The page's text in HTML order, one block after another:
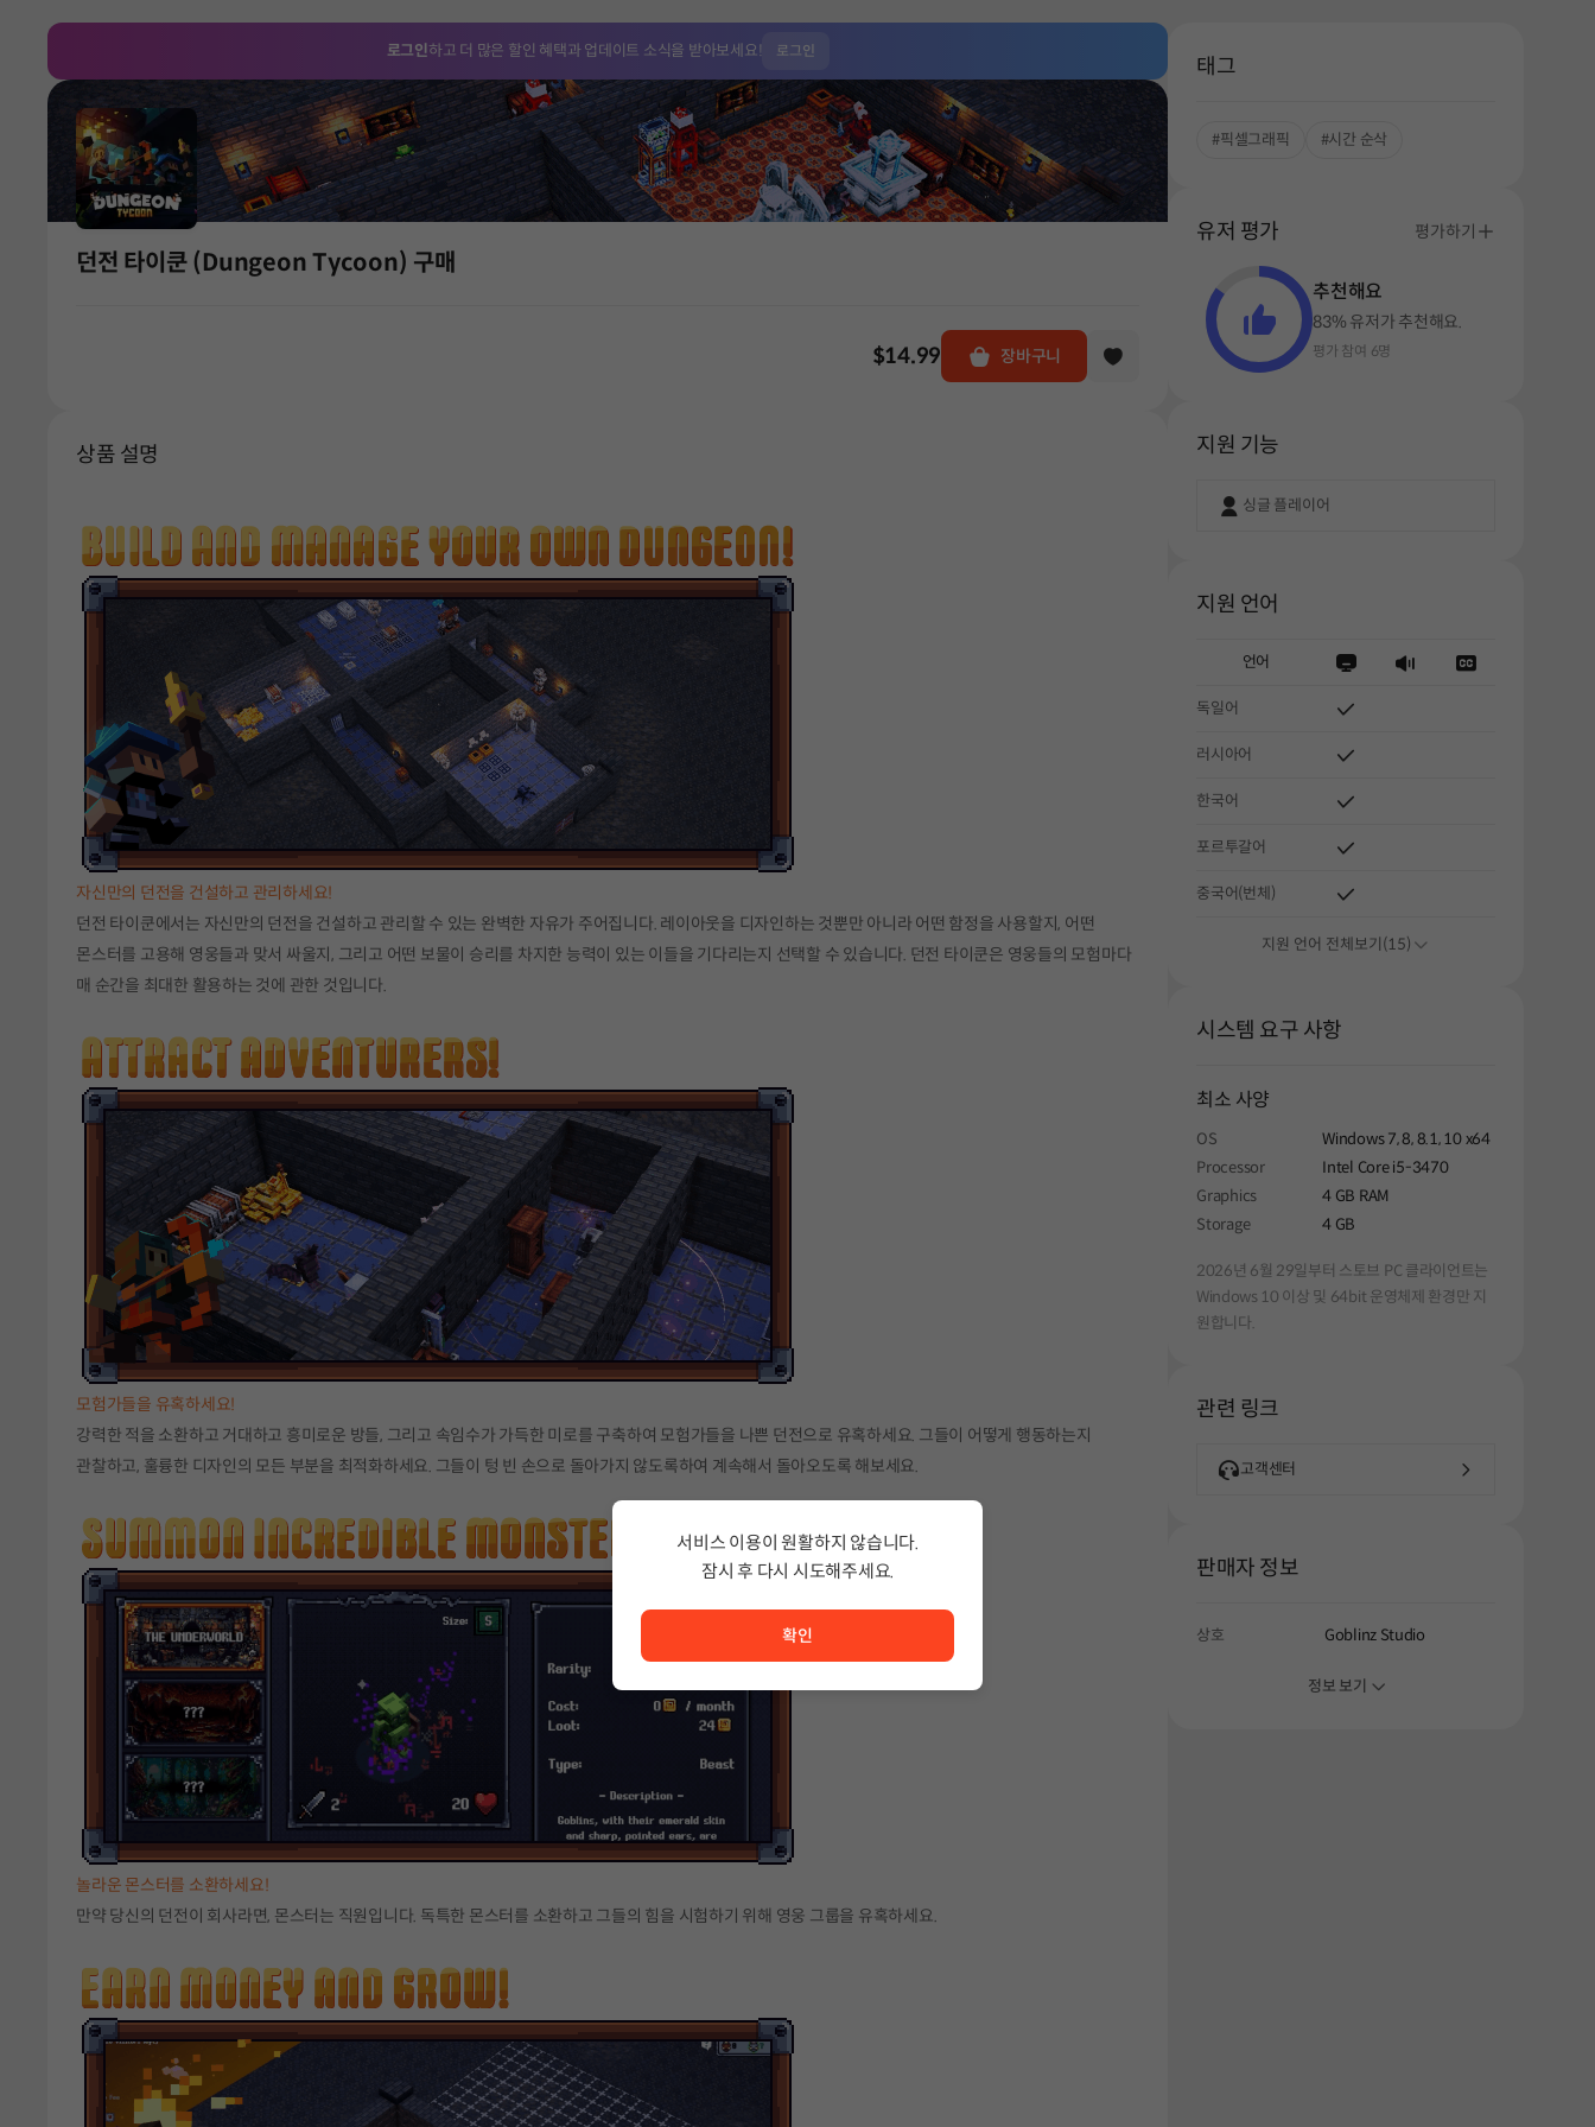
로그인하고 더 많은 할인 혜택과 업데이트 소식을 받아보세요! 로그인
던전 타이쿤 (Dungeon Tycoon) 구매
$14.99 장바구니
상품 설명
자신만의 던전을 건설하고 관리하세요!
던전 타이쿤에서는 자신만의 던전을 건설하고 관리할 수 있는 완벽한 자유가 주어집니다. 레이아웃을 디자인하는 것뿐만 아니라 어떤 함정을 사용할지, 어떤
몬스터를 고용해 영웅들과 맞서 싸울지, 그리고 어떤 보물이 승리를 차지한 능력이 있는 이들을 기다리는지 선택할 수 있습니다. 던전 타이쿤은 영웅들의 모험마다
매 순간을 최대한 활용하는 것에 관한 것입니다.
모험가들을 유혹하세요!
강력한 적을 소환하고 거대하고 흥미로운 방들, 그리고 속임수가 가득한 미로를 구축하여 모험가들을 나쁜 던전으로 유혹하세요. 그들이 어떻게 행동하는지
관찰하고, 훌륭한 디자인의 모든 부분을 최적화하세요. 그들이 텅 빈 손으로 돌아가지 않도록하여 계속해서 돌아오도록 해보세요.
놀라운 몬스터를 소환하세요!
만약 당신의 던전이 회사라면, 몬스터는 직원입니다. 독특한 몬스터를 소환하고 그들의 힘을 시험하기 위해 영웅 그룹을 유혹하세요.
태그
#픽셀그래픽 #시간 순삭
유저 평가 평가하기
추천해요
83% 유저가 추천해요.
평가 참여 6명
지원 기능
싱글 플레이어
지원 언어
언어
독일어
러시아어
한국어
포르투갈어
중국어(번체)
지원 언어 전체보기(15)
시스템 요구 사항
최소 사양
OS
Windows 7, 8, 8.1, 10 x64
Processor
Intel Core i5-3470
Graphics
4 GB RAM
Storage
4 GB
2026년 6월 29일부터 스토브 PC 클라이언트는
Windows 10 이상 및 64bit 운영체제 환경만 지
원합니다.
관련 링크
고객센터
판매자 정보
상호 Goblinz Studio
정보 보기
서비스 이용이 원활하지 않습니다.
잠시 후 다시 시도해주세요.
확인